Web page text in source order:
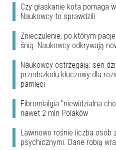
Czy głaskanie kota pomaga
Naukowcy to sprawdzili
Znieczulenie, po którym
śnią. Naukowcy odkrywają
Naukowcy ostrzegają: sen
przedszkolu kluczowy dla
pamięci
Fibromialgia "niewidzialna
nawet 2 mln Polaków
Lawinowo rośnie liczba osób
psychicznymi. Dane robią